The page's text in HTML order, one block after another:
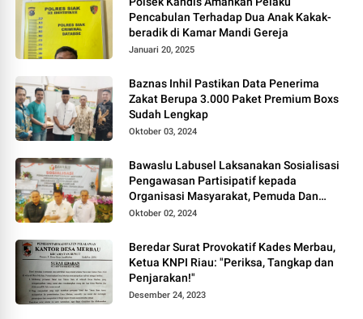
Pencabulan Terhadap Dua Anak Kakak-
beradik di Kamar Mandi Gereja
Januari 20, 2025
Baznas Inhil Pastikan Data Penerima
Zakat Berupa 3.000 Paket Premium Boxs
Sudah Lengkap
Oktober 03, 2024
Bawaslu Labusel Laksanakan Sosialisasi
Pengawasan Partisipatif kepada
Organisasi Masyarakat, Pemuda Dan
Agama Pada pilkada Serentak 2024
Oktober 02, 2024
Beredar Surat Provokatif Kades Merbau,
Ketua KNPI Riau: "Periksa, Tangkap dan
Penjarakan!"
Desember 24, 2023